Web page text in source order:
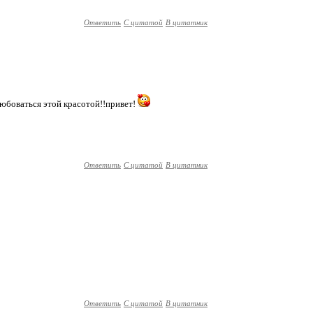
Ответить С цитатой В цитатник
этой красотой!!привет!
Ответить С цитатой В цитатник
Ответить С цитатой В цитатник